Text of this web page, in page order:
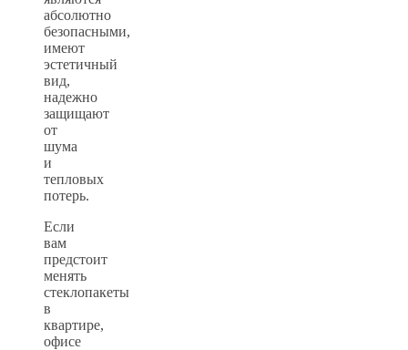
абсолютно
безопасными,
имеют
эстетичный
вид,
надежно
защищают
от
шума
и
тепловых
потерь.
Если
вам
предстоит
менять
стеклопакеты
в
квартире,
офисе